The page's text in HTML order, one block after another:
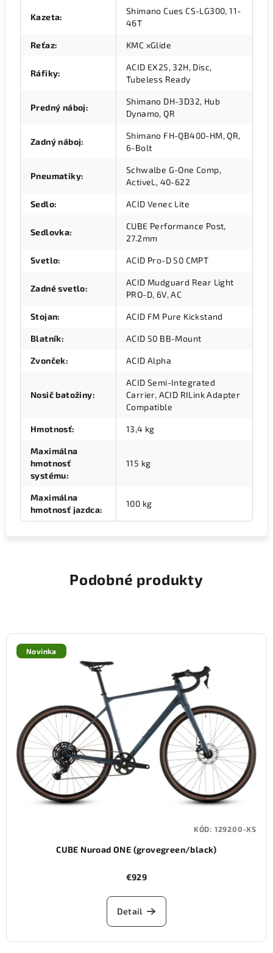
Kazeta:
Shimano Cues CS-LG300, 11-
46T
Reťaz: KMC xGlide
Ráfiky:
ACID EX25, 32H, Disc,
Tubeless Ready
Predný náboj:
Shimano DH-3D32, Hub
Dynamo, QR
Zadný náboj:
Shimano FH-QB400-HM, QR,
6-Bolt
Pneumatiky:
Schwalbe G-One Comp,
ActiveL, 40-622
Sedlo: ACID Venec Lite
Sedlovka:
CUBE Performance Post,
27.2mm
Svetlo: ACID Pro-D 50 CMPT
Zadné svetlo:
ACID Mudguard Rear Light
PRO-D, 6V, AC
Stojan: ACID FM Pure Kickstand
Blatník: ACID 50 BB-Mount
Zvonček: ACID Alpha
Nosič batožiny:
ACID Semi-Integrated
Carrier, ACID RILink Adapter
Compatible
Hmotnosť: 13,4 kg
Maximálna
hmotnosť
systému:
115 kg
Maximálna
hmotnosť jazdca:
100 kg
Podobné produkty
Novinka
CUBE Nuroad ONE (grovegreen/black)
€929
Detail
KÓD: 129200-XS